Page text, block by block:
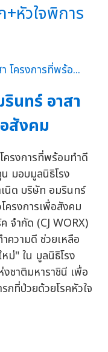
หัวใจพิการ
นทร์ อาสา
สังคม
ครงการที่พร้อมทำดี
มอบมูลนิธิโรง
นิด บริษัท อมรินทร์
ครงการเพื่อสังคม
จำกัด (CJ WORX)
ความดี ช่วยเหลือ
ม่" ใน มูลนิธิโรง
ชาติมหาราชินี เพื่อ
กที่ป่วยด้วยโรคหัวใจ